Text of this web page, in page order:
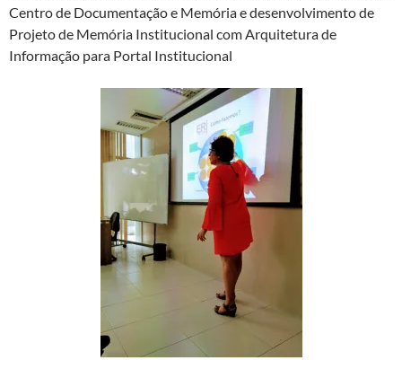
Centro de Documentação e Memória e desenvolvimento de
Projeto de Memória Institucional com Arquitetura de
Informação para Portal Institucional